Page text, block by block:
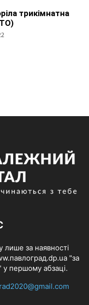
трикімнатна
лише за наявності
"за
у першому абзаці.